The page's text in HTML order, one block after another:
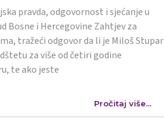
pravda, odgovornost i sjećanje u
Bosne i Hercegovine Zahtjev za
tražeći odgovor da li je Miloš Stupar
za više od četiri godine
te ako jeste
Pročitaj više...